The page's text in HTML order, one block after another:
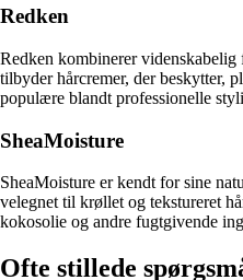
Redken
Redken kombinerer
tilbyder hårcremer, der beskytter,
populære blandt professionelle
SheaMoisture
SheaMoisture er kendt for sine
velegnet til krøllet og tekstureret
kokosolie og andre fugtgivende
Ofte stillede